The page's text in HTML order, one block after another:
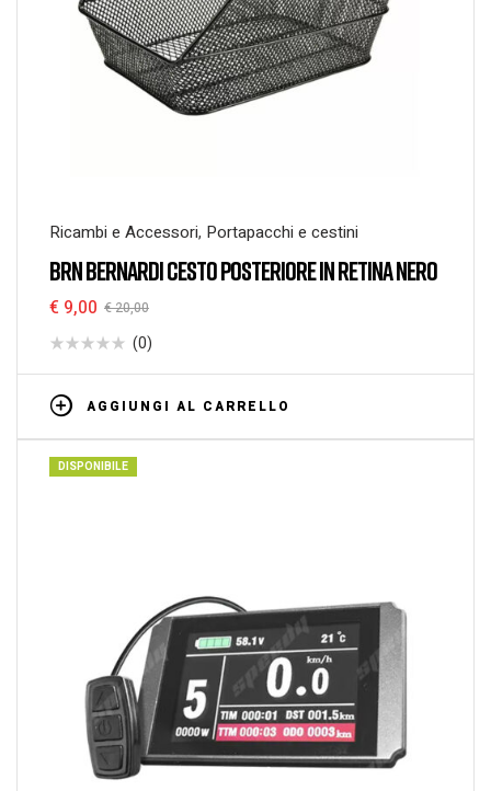
Ricambi e Accessori, Portapacchi e cestini
BRN BERNARDI CESTO POSTERIORE IN RETINA NERO
€20,00
€ 9,00
(0)
AGGIUNGI AL CARRELLO
DISPONIBILE